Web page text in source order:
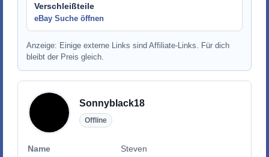
Verschleißteile
eBay Suche öffnen
Anzeige: Einige externe Links sind Affiliate-Links. Für dich
bleibt der Preis gleich.
Sonnyblack18
Offline
Name
Steven